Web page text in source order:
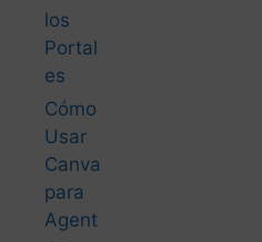
Usar
Canva
para
Agent
es
Inmobi
La
Image